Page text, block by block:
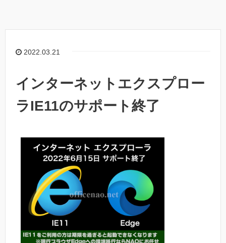
2022.03.21
インターネットエクスプロー
ラIE11のサポート終了